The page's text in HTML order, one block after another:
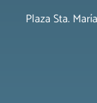
Plaza Sta.